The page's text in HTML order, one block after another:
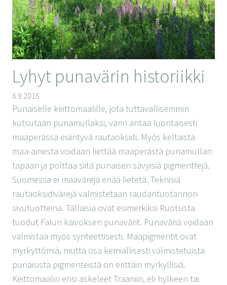
Lyhyt punavärin historiikki
6.9.2016
Punaiselle keittomaalille, jota tuttavallisemmin
kutsutaan punamullaksi, värin antaa luontaisesti
maaperässä esiintyvä rautaoksidi. Myös keltaista
maa-ainesta voidaan liettää maaperästä punamullan
tapaan ja polttaa siitä punaisen sävyisiä pigmenttejä.
Suomessa ei maavärejä enää lietetä. Teknisiä
rautaoksidivärejä valmistetaan raudantuotannon
sivutuotteina. Tällaisia ovat esimerkiksi Ruotsista
tuodut Falun kaivoksen punavärit. Punaväriä voidaan
valmistaa myös synteettisesti. Maapigmentit ovat
myrkyttömiä, mutta osa kemiallisesti valmistetuista
punaisista pigmenteistä on erittäin myrkyllisiä.
Keittomaalin ensi askeleet Traaniin, eli hylkeen tai